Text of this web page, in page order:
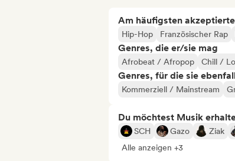
Am häufigsten
Hip-Hop Französischer Rap
Genres, die er/sie mag
Afrobeat / Afropop Chill /
Genres, für die sie
Kommerziell / Mainstream
Du möchtest Musik
SCH Gazo Ziak
Alle anzeigen +3